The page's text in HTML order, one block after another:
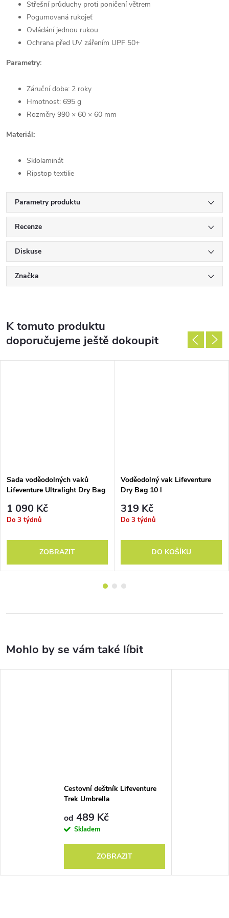
Střešní průduchy proti poničení větrem
Pogumovaná rukojeť
Ovládání jednou rukou
Ochrana před UV zářením UPF 50+
Parametry:
Záruční doba: 2 roky
Hmotnost: 695 g
Rozměry 990 × 60 × 60 mm
Materiál:
Sklolaminát
Ripstop textilie
Parametry produktu
Recenze
Diskuse
Značka
K tomuto produktu
doporučujeme ještě dokoupit
Sada voděodolných vaků
Lifeventure Ultralight Dry Bag
1 090 Kč
Do 3 týdnů
ZOBRAZIT
Voděodolný vak Lifeventure
Dry Bag 10 l
319 Kč
Do 3 týdnů
DO KOŠÍKU
Cestovní deštník Lifeventure
Trek Umbrella
od 489 Kč
Skladem
ZOBRAZIT